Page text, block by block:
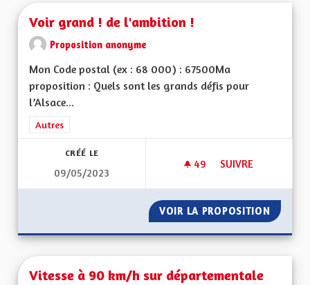
Voir grand ! de l'ambition !
Proposition anonyme
Mon Code postal (ex : 68 000) : 67500Ma
proposition : Quels sont les grands défis pour
l’Alsace...
Filtrer les résultats de la catégorie : Autres
Autres
CRÉÉ LE
09/05/2023
49 49 ABONNÉS
SUIVRE
VOIR LA PROPOSITION VOIR
Vitesse à 90 km/h sur départementale